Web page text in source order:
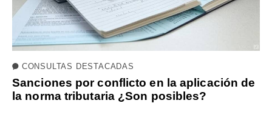
CONSULTAS DESTACADAS
Sanciones por conflicto en la aplicación de
la norma tributaria ¿Son posibles?